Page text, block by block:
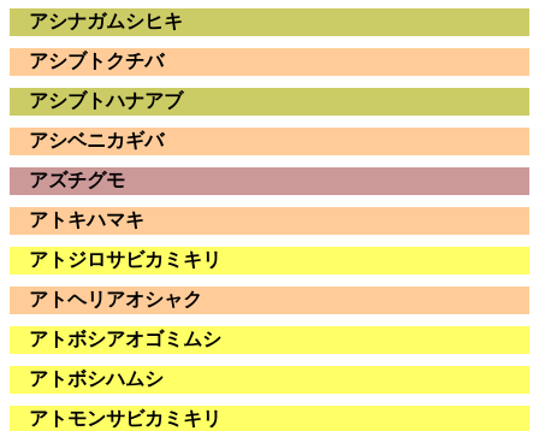
アシナガムシヒキ
アシブトクチバ
アシブトハナアブ
アシベニカギバ
アズチグモ
アトキハマキ
アトジロサビカミキリ
アトヘリアオシャク
アトボシアオゴミムシ
アトボシハムシ
アトモンサビカミキリ